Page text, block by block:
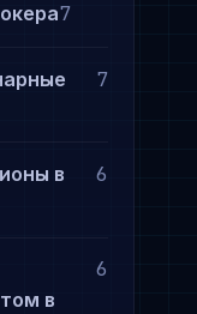
7
7
в
6
в
6